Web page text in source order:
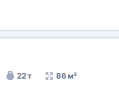
22 т 86 м³